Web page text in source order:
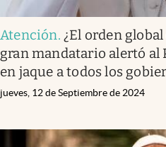
Atención. ¿El orden
gran mandatario alertó al
en jaque a todos los
jueves, 12 de Septiembre de 2024